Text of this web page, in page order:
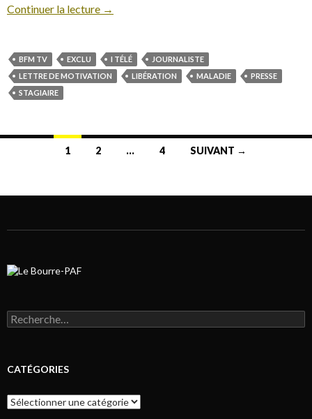
Continuer la lecture →
BFM TV EXCLU I TÉLÉ
JOURNALISTE
LETTRE DE MOTIVATION
LIBÉRATION MALADIE
PRESSE
STAGIAIRE
1 2 … 4 SUIVANT →
Rechercher :
CATÉGORIES
Catégories